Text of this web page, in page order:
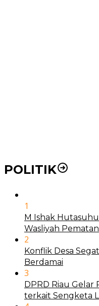
POLITIK
1
M Ishak
Wasliyah
2
Konflik Desa
Berdamai
3
DPRD Riau Gelar
terkait Sengketa